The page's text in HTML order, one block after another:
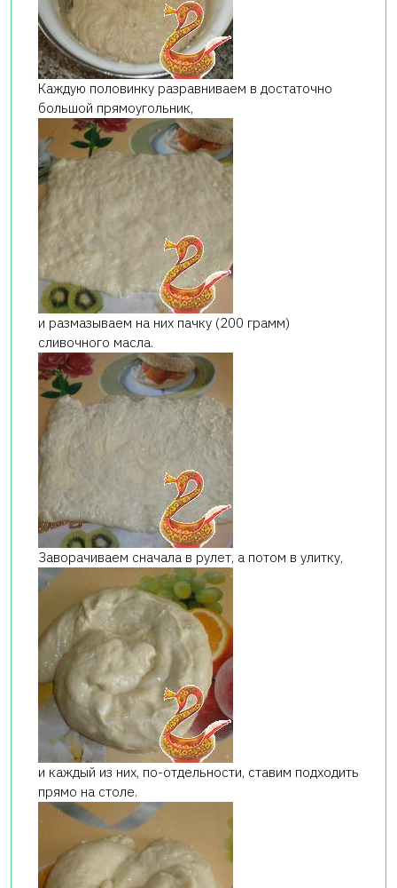
Каждую половинку разравниваем в достаточно
большой прямоугольник,
и размазываем на них пачку (200 грамм)
сливочного масла.
Заворачиваем сначала в рулет, а потом в улитку,
и каждый из них, по-отдельности, ставим подходить
прямо на столе.